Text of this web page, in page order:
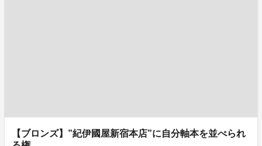
【ブロンズ】”紀伊國屋新宿本店”に自分軸本を並べられ